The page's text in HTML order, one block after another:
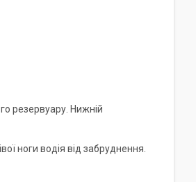
резервуару. Нижній
ноги водія від забруднення.